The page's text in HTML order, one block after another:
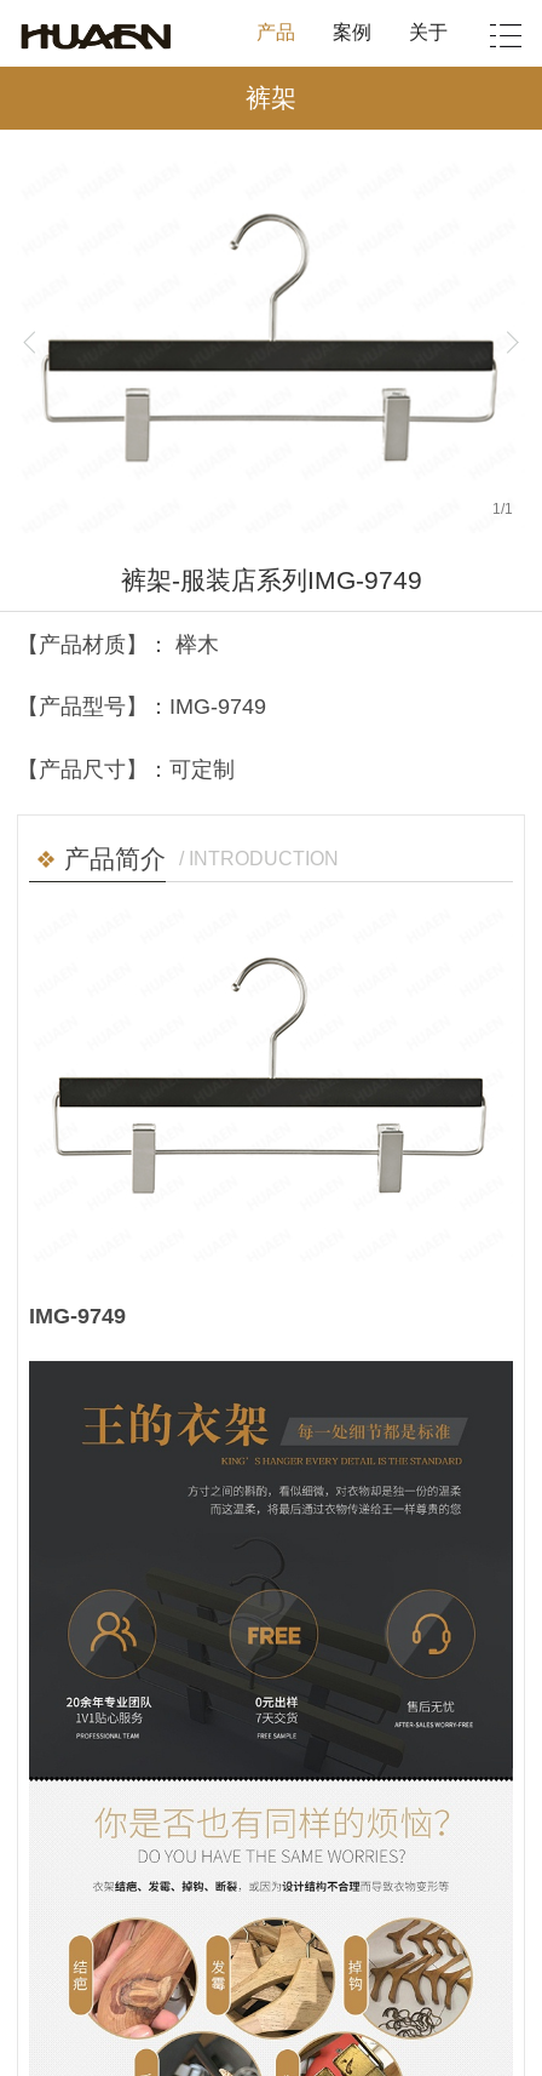
产品 案例 关于
裤架
1 /1
裤架-服装店系列IMG-9749
【产品材质】： 榉木
【产品型号】：IMG-9749
【产品尺寸】：可定制
产品简介 / INTRODUCTION
IMG-9749